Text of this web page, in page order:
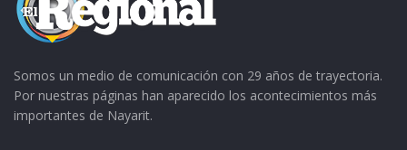
Somos un medio de comunicación con 29 años de trayectoria.
Por nuestras páginas han aparecido los acontecimientos más
importantes de Nayarit.